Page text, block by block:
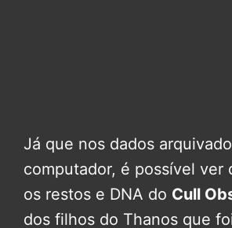
Já que nos dados
computador, é possível ver
os restos e DNA do Cull
dos filhos do Thanos que